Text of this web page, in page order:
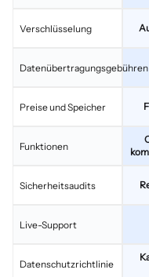
Verschlüsselung
Datenübertragungsgebühren
Preise und Speicher
Funktionen
Sicherheitsaudits
Live-Support
Datenschutzrichtlinie